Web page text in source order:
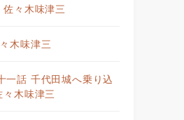
々木味津三
木味津三
話 千代田城へ乗り込
木味津三